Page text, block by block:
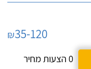
₪35-120
0 הצעות מחיר